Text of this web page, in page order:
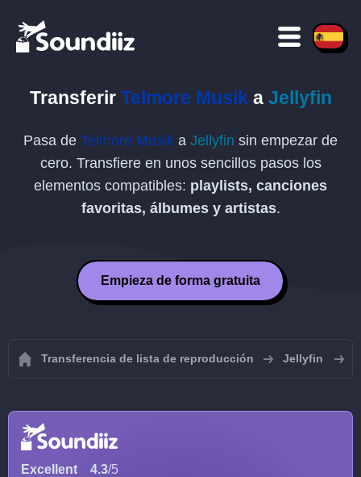
Transferir Telmore Musik a Jellyfin
Pasa de Telmore Musik a Jellyfin sin empezar de
cero. Transfiere en unos sencillos pasos los
elementos compatibles: playlists, canciones
favoritas, álbumes y artistas.
Empieza de forma gratuita
Transferencia de lista de reproducción Jellyfin
Excellent 4.3/5